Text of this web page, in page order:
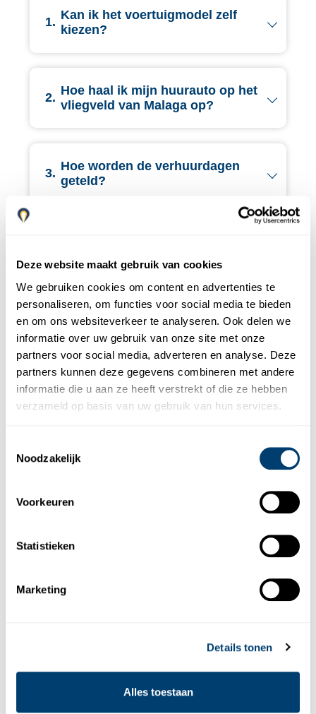
Deze website maakt gebruik van cookies
We gebruiken cookies om content en advertenties te
personaliseren, om functies voor social media te bieden
en om ons websiteverkeer te analyseren. Ook delen we
informatie over uw gebruik van onze site met onze
partners voor social media, adverteren en analyse. Deze
partners kunnen deze gegevens combineren met andere
informatie die u aan ze heeft verstrekt of die ze hebben
verzameld op basis van uw gebruik van hun services.
Noodzakelijk
Voorkeuren
Statistieken
Marketing
Details tonen
Alles toestaan
1.
Kan ik het voertuigmodel zelf
kiezen?
2.
Hoe haal ik mijn huurauto op het
vliegveld van Malaga op?
3.
Hoe worden de verhuurdagen
geteld?
5. Hoe vraag ik een factuur aan?
6. Wie mag de auto besturen?
Moet ik een borg of franchise
9.
Hoe kan ik de verhuurperiode
10.